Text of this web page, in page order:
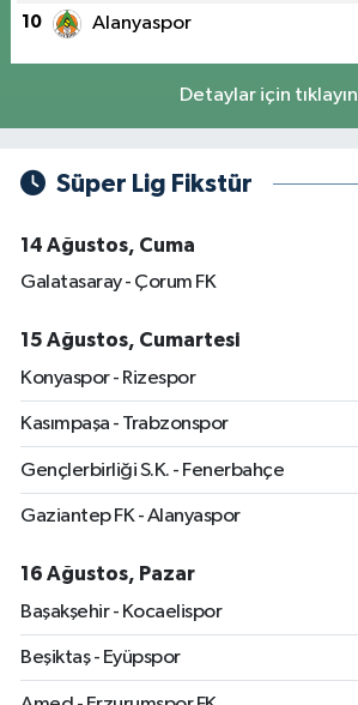
10 Alanyaspor
Detaylar için tıklayın
Süper Lig Fikstür
14 Ağustos, Cuma
Galatasaray - Çorum FK
15 Ağustos, Cumartesi
Konyaspor - Rizespor
Kasımpaşa - Trabzonspor
Gençlerbirliği S.K. - Fenerbahçe
Gaziantep FK - Alanyaspor
16 Ağustos, Pazar
Başakşehir - Kocaelispor
Beşiktaş - Eyüpspor